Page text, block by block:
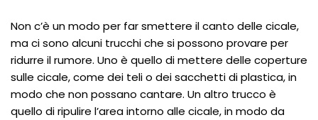
Non c’è un modo per far smettere il canto delle cicale,
ma ci sono alcuni trucchi che si possono provare per
ridurre il rumore. Uno è quello di mettere delle coperture
sulle cicale, come dei teli o dei sacchetti di plastica, in
modo che non possano cantare. Un altro trucco è
quello di ripulire l’area intorno alle cicale, in modo da